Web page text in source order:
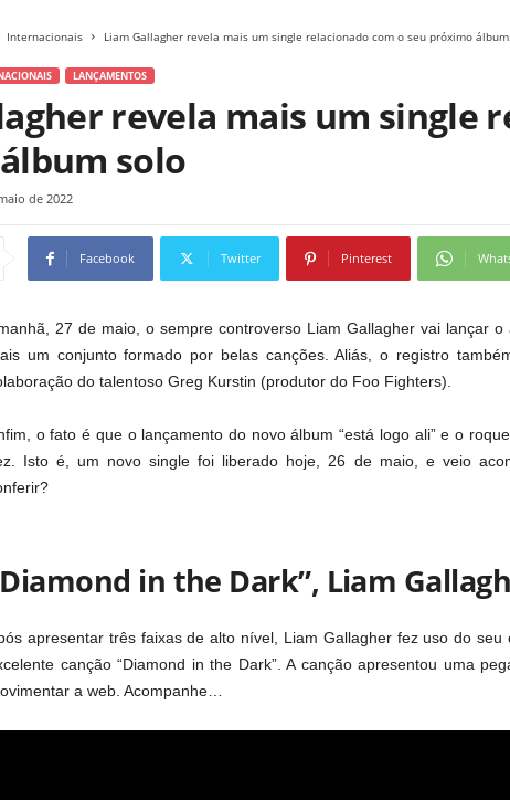
Internacionais Liam Gallagher revela mais um single relacionado com o seu próximo
LANÇAMENTOS
revela mais um single
solo
de 2022
Facebook Twitter Pinterest
27 de maio, o sempre controverso Liam Gallagher vai lançar o
um conjunto formado por belas canções. Aliás, o registro
do talentoso Greg Kurstin (produtor do Foo Fighters).
o fato é que o lançamento do novo álbum “está logo ali” e o
Isto é, um novo single foi liberado hoje, 26 de maio, e veio
in the Dark”, Liam
apresentar três faixas de alto nível, Liam Gallagher fez uso do
canção “Diamond in the Dark”. A canção apresentou uma
a web. Acompanhe…